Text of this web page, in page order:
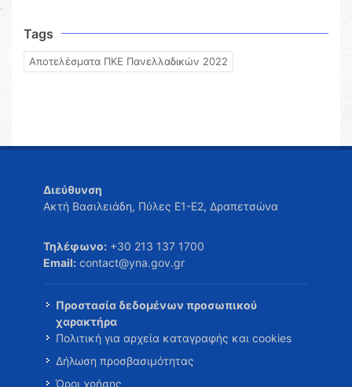
Tags
Αποτελέσματα ΠΚΕ Πανελλαδικών 2022
Διεύθυνση
Ακτή Βασιλειάδη, Πύλες Ε1-Ε2, Δραπετσώνα
Τηλέφωνο: +30 213 137 1700
Email: contact@yna.gov.gr
Προστασία δεδομένων προσωπικού
χαρακτήρα
Πολιτική για αρχεία καταγραφής και cookies
Δήλωση προσβασιμότητας
Όροι χρήσης